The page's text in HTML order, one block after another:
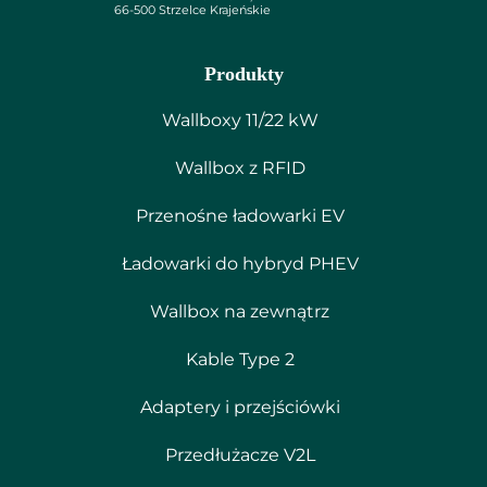
Produkty
Wallboxy 11/22 kW
Wallbox z RFID
Przenośne ładowarki EV
Ładowarki do hybryd PHEV
Wallbox na zewnątrz
Kable Type 2
Adaptery i przejściówki
Przedłużacze V2L
66-500 Strzelce Krajeńskie